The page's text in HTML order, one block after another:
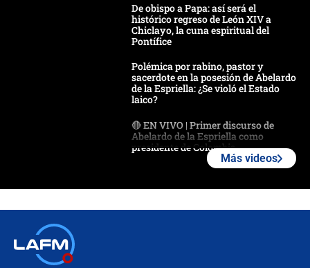
De obispo a Papa: así será el
histórico regreso de León XIV a
Chiclayo, la cuna espiritual del
Pontífice
Polémica por rabino, pastor y
sacerdote en la posesión de Abelardo
de la Espriella: ¿Se violó el Estado
laico?
🔴 EN VIVO | Primer discurso de
Abelardo de la Espriella como
presidente de Colombia
Más videos